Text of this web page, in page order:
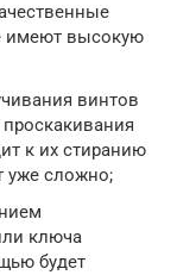
имеют высокую
винтов
к их стиранию
уже сложно;
ключа
будет